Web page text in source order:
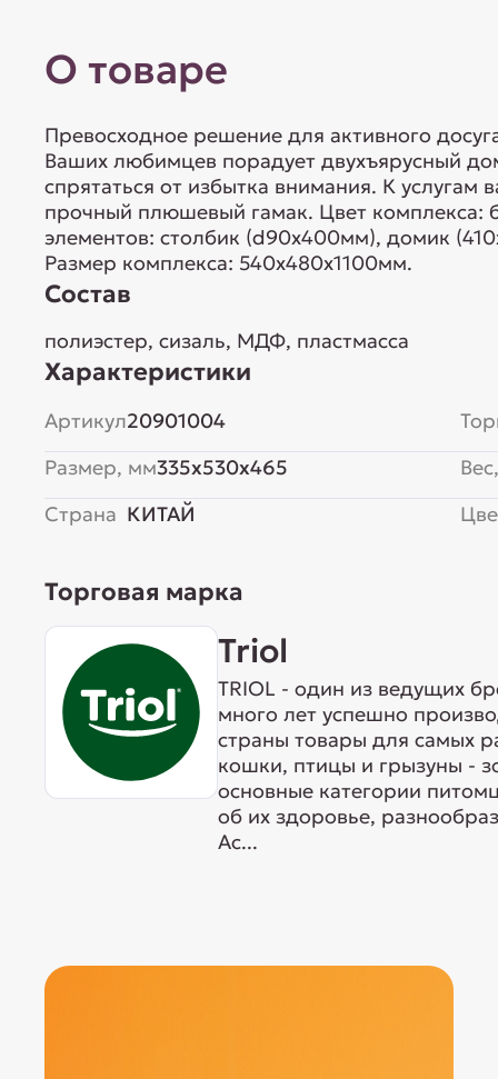
О товаре
Превосходное решение для активного
Ваших любимцев порадует двухъярусный
спрятаться от избытка внимания. К
прочный плюшевый гамак. Цвет
элементов: столбик (d90х400мм), домик
Размер комплекса: 540х480х1100мм.
Состав
полиэстер, сизаль, МДФ, пластмасса
Характеристики
Артикул20901004
Размер, мм335x530x465
Страна КИТАЙ
Торговая марка
Triol
TRIOL - один из ведущих
много лет успешно
страны товары для самых
кошки, птицы и грызуны -
основные категории
об их здоровье,
Ас...